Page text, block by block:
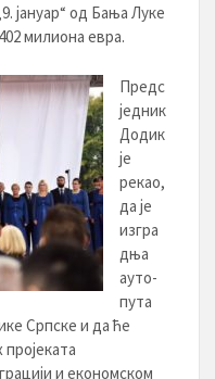
јануар“ од Бања Луке
милиона евра.
Предс
једник
Додик
је
рекао,
да је
изгра
дња
ауто-
пута
Српске и да ће
и економском